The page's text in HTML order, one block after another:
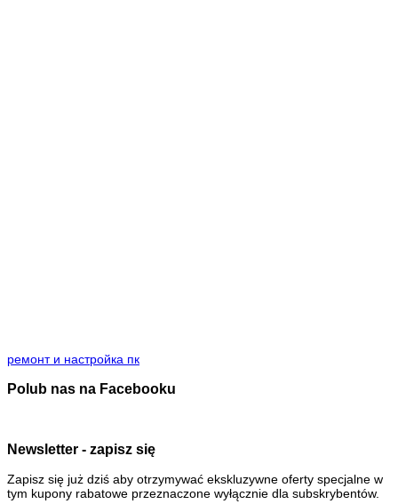
ремонт и настройка пк
Polub nas na Facebooku
Newsletter - zapisz się
Zapisz się już dziś aby otrzymywać ekskluzywne oferty specjalne w
tym kupony rabatowe przeznaczone wyłącznie dla subskrybentów.